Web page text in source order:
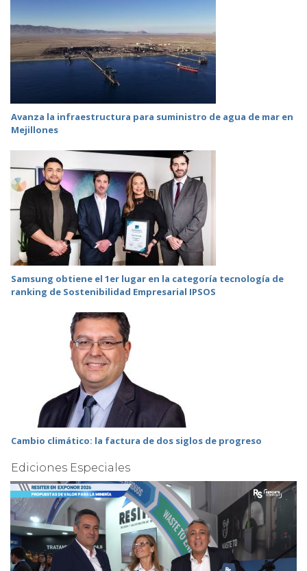
Avanza la infraestructura para suministro de agua de mar en
Mejillones
Samsung obtiene el 1er lugar en la categoría tecnología de
ranking de Sostenibilidad Empresarial IPSOS
Cambio climático: la factura de dos siglos de progreso
Ediciones Especiales